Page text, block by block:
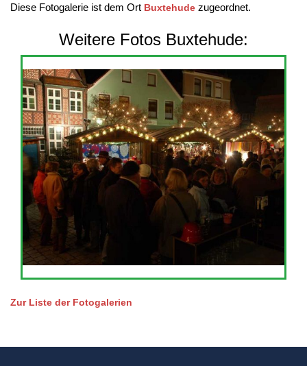
Diese Fotogalerie ist dem Ort Buxtehude zugeordnet.
Weitere Fotos Buxtehude:
Zur Liste der Fotogalerien